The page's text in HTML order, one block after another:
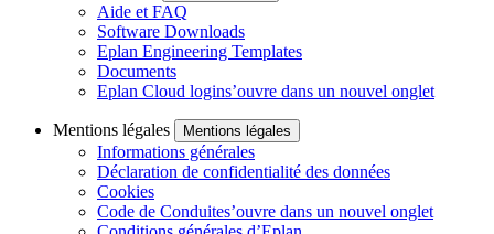
Aide et FAQ
Software Downloads
Eplan Engineering Templates
Documents
Eplan Cloud logins’ouvre dans un nouvel onglet
Mentions légales Mentions légales
Informations générales
Déclaration de confidentialité des données
Cookies
Code de Conduites’ouvre dans un nouvel onglet